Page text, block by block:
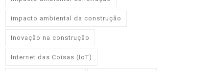
impacto ambiental da construção
Inovação na construção
Internet das Coisas (IoT)